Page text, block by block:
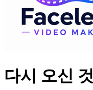
다시 오신